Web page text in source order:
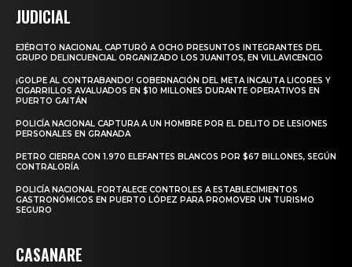
JUDICIAL
EJÉRCITO NACIONAL CAPTURÓ A OCHO PRESUNTOS INTEGRANTES DEL
GRUPO DELINCUENCIAL ORGANIZADO LOS JUANITOS, EN VILLAVICENCIO
¡GOLPE AL CONTRABANDO! GOBERNACIÓN DEL META INCAUTA LICORES Y
CIGARRILLOS AVALUADOS EN $10 MILLONES DURANTE OPERATIVOS EN
PUERTO GAITÁN
POLICÍA NACIONAL CAPTURA A UN HOMBRE POR EL DELITO DE LESIONES
PERSONALES EN GRANADA
PETRO CIERRA CON 1.970 ELEFANTES BLANCOS POR $67 BILLONES, SEGÚN
CONTRALORÍA
POLICÍA NACIONAL FORTALECE CONTROLES A ESTABLECIMIENTOS
GASTRONÓMICOS EN PUERTO LÓPEZ PARA PROMOVER UN TURISMO
SEGURO
CASANARE